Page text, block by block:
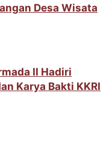
Desa Wisata
II Hadiri
Karya Bakti KKRI